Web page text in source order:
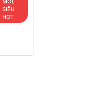
MỚI,
SIÊU
HOT